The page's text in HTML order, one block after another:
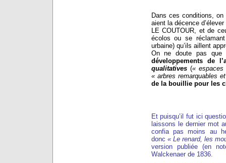
Dans ces conditions,
aient la décence
LE COUTOUR, et de
écolos ou se
urbaine) qu’ils aillent
On ne doute pas
développements de
qualitatives («
« arbres remarquables
de la bouillie pour les
Et puisqu’il fut ici
laissons le dernier mot
confia pas moins au
donc « Le renard, les
version publiée (en
Walckenaer de 1836.